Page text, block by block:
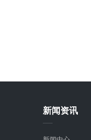
新闻资讯